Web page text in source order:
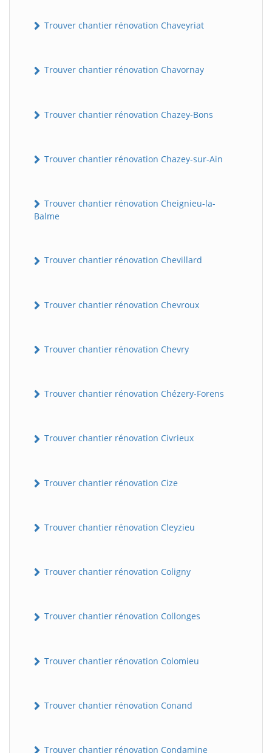
Trouver chantier rénovation Chaveyriat
Trouver chantier rénovation Chavornay
Trouver chantier rénovation Chazey-Bons
Trouver chantier rénovation Chazey-sur-Ain
Trouver chantier rénovation Cheignieu-la-
Balme
Trouver chantier rénovation Chevillard
Trouver chantier rénovation Chevroux
Trouver chantier rénovation Chevry
Trouver chantier rénovation Chézery-Forens
Trouver chantier rénovation Civrieux
Trouver chantier rénovation Cize
Trouver chantier rénovation Cleyzieu
Trouver chantier rénovation Coligny
Trouver chantier rénovation Collonges
Trouver chantier rénovation Colomieu
Trouver chantier rénovation Conand
Trouver chantier rénovation Condamine